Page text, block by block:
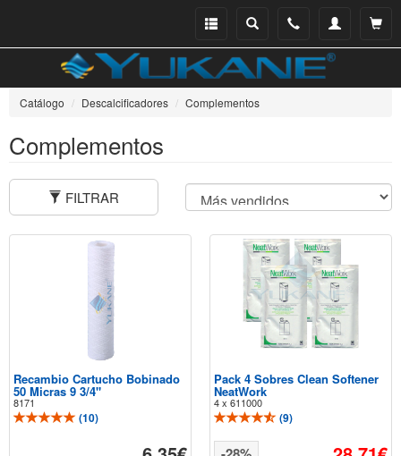
Ver
Mi
Teléfono
Buscar
Menu
Catálogo Descalcificadores Complementos
Complementos
FILTRAR
Recambio Cartucho Bobinado
50 Micras 9 3/4"
8171
(10)
Pack 4 Sobres Clean Softener
NeatWork
4 x 611000
(9)